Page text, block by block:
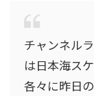
世
チャンネル
は日本海ス
各々に昨日